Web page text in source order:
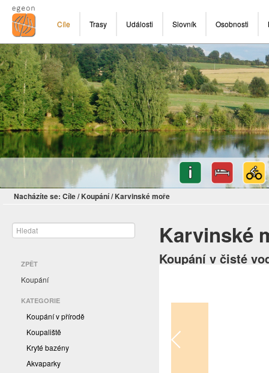
Cíle Trasy Události Slovník Osobnosti
Nacházíte se: Cíle/ Koupání/ Karvinské moře
ZPĚT
Koupání
KATEGORIE
Koupání v přírodě
Koupaliště
Kryté bazény
Akvaparky
Karvinské
Koupání v čisté